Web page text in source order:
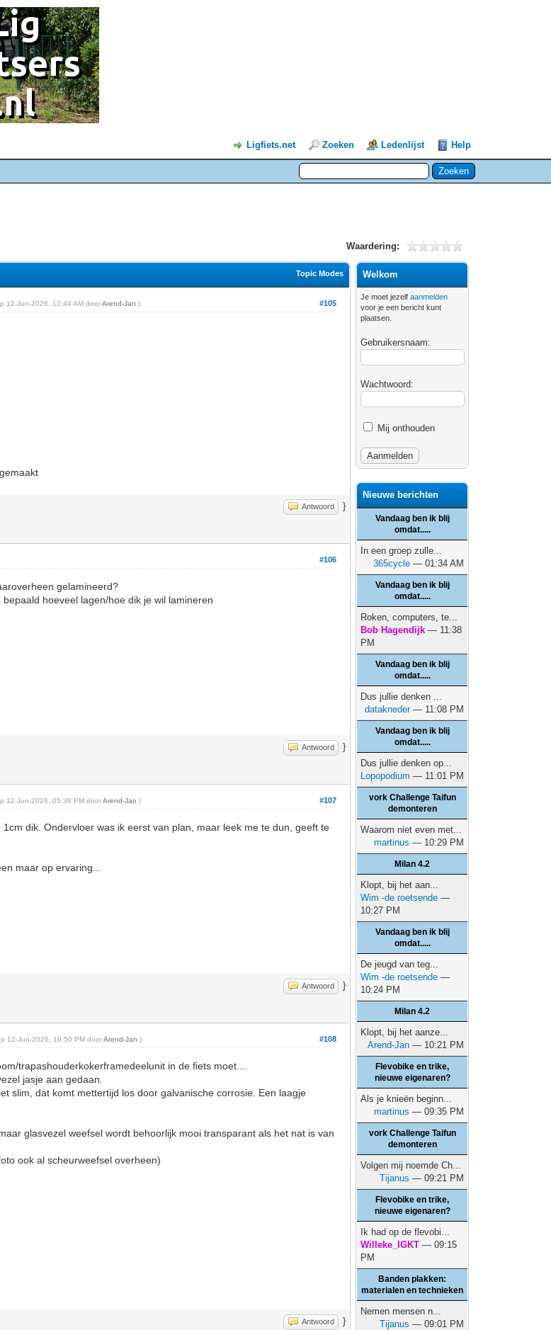
Ligfiets.net Zoeken Ledenlijst Help
Waardering:
Topic Modes
#105
12-Jun-2026, 12:44 AM doorArend-Jan .)
Antwoord }
#106
gelamineerd?
hoeveel lagen/hoe dik je wil lamineren
Antwoord }
#107
12-Jun-2026, 05:38 PM doorArend-Jan .)
dik. Ondervloer was ik eerst van plan, maar leek me te dun, geeft te
maar op ervaring...
Antwoord }
#108
12-Jun-2026, 10:50 PM doorArend-Jan .)
trapashouderkokerframedeelunit in de fiets moet....
jasje aan gedaan.
slim, dat komt mettertijd los door galvanische corrosie. Een laagje
glasvezel weefsel wordt behoorlijk mooi transparant als het nat is van
ook al scheurweefsel overheen)
Antwoord }
Welkom
Je moet jezelfaanmelden
voor je een bericht kunt
plaatsen.
Gebruikersnaam:
Wachtwoord:
Mij onthouden
Nieuwe berichten
Vandaag ben ik blij
omdat.....
In een groep zulle...
365cycle — 01:34 AM
Vandaag ben ik blij
omdat.....
Roken, computers, te...
Bob Hagendijk — 11:38
PM
Vandaag ben ik blij
omdat.....
Dus jullie denken ...
datakneder— 11:08 PM
Vandaag ben ik blij
omdat.....
Dus jullie denken op...
Lopopodium — 11:01 PM
vork Challenge Taifun
demonteren
Waarom niet even met...
martinus — 10:29 PM
Milan 4.2
Klopt, bij het aan...
Wim -de roetsende —
10:27 PM
Vandaag ben ik blij
omdat.....
De jeugd van teg...
Wim -de roetsende —
10:24 PM
Milan 4.2
Klopt, bij het aanze...
Arend-Jan — 10:21 PM
Flevobike en trike,
nieuwe eigenaren?
Als je knieën beginn...
martinus — 09:35 PM
vork Challenge Taifun
demonteren
Volgen mij noemde Ch...
Tijanus — 09:21 PM
Flevobike en trike,
nieuwe eigenaren?
Ik had op de flevobi...
Willeke_IGKT — 09:15
PM
Banden plakken:
materialen en technieken
Nemen mensen n...
Tijanus — 09:01 PM